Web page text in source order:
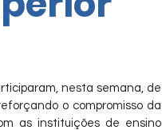
nesta semana, de
o compromisso da
as instituições de ensino